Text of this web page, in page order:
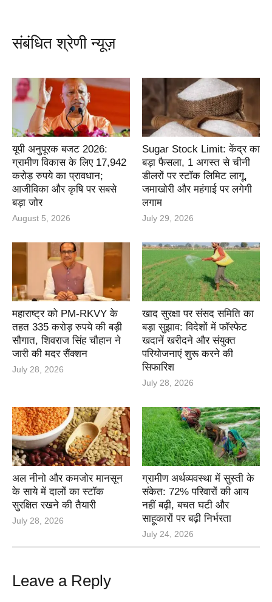
संबंधित श्रेणी न्यूज़
यूपी अनुपूरक बजट 2026:
ग्रामीण विकास के लिए 17,942
करोड़ रुपये का प्रावधान;
आजीविका और कृषि पर सबसे
बड़ा जोर
August 5, 2026
Sugar Stock Limit: केंद्र का
बड़ा फैसला, 1 अगस्त से चीनी
डीलरों पर स्टॉक लिमिट लागू,
जमाखोरी और महंगाई पर लगेगी
लगाम
July 29, 2026
महाराष्ट्र को PM-RKVY के
तहत 335 करोड़ रुपये की बड़ी
सौगात, शिवराज सिंह चौहान ने
जारी की मदर सैंक्शन
July 28, 2026
खाद सुरक्षा पर संसद समिति का
बड़ा सुझाव: विदेशों में फॉस्फेट
खदानें खरीदने और संयुक्त
परियोजनाएं शुरू करने की
सिफारिश
July 28, 2026
अल नीनो और कमजोर मानसून
के साये में दालों का स्टॉक
सुरक्षित रखने की तैयारी
July 28, 2026
ग्रामीण अर्थव्यवस्था में सुस्ती के
संकेत: 72% परिवारों की आय
नहीं बढ़ी, बचत घटी और
साहूकारों पर बढ़ी निर्भरता
July 24, 2026
Leave a Reply